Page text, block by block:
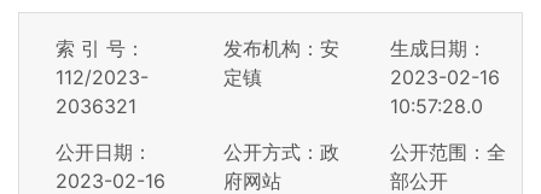
索 引 号：
112/2023-
2036321
发布机构：安
定镇
生成日期：
2023-02-16
10:57:28.0
公开日期：
2023-02-16
公开方式：政
府网站
公开范围：全
部公开